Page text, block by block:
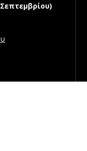
Σεπτεμβρίου)